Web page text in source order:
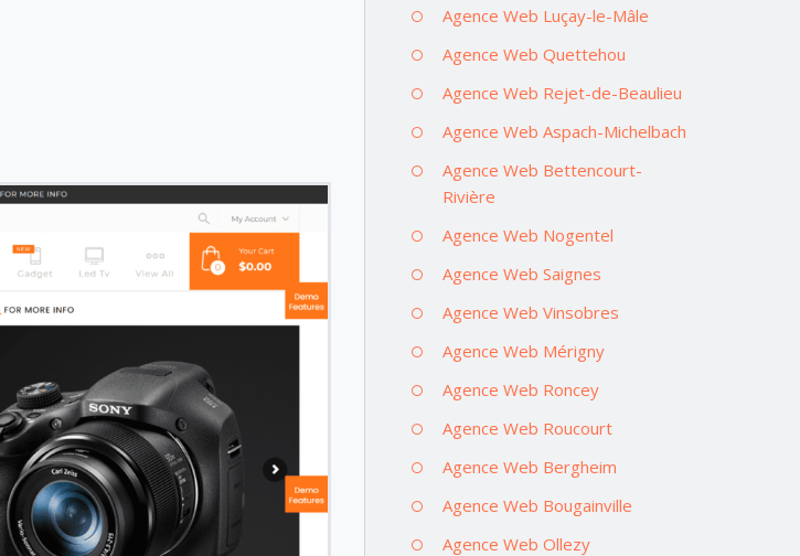
Agence Web Luçay-le-Mâle
Agence Web Quettehou
Agence Web Rejet-de-Beaulieu
Agence Web Aspach-Michelbach
Agence Web Bettencourt-
Rivière
Agence Web Nogentel
Agence Web Saignes
Agence Web Vinsobres
Agence Web Mérigny
Agence Web Roncey
Agence Web Roucourt
Agence Web Bergheim
Agence Web Bougainville
Agence Web Ollezy